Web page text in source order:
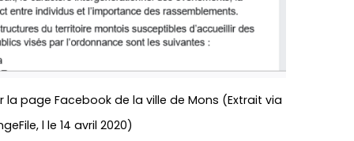
page Facebook de la ville de Mons (Extrait via
l le 14 avril 2020)